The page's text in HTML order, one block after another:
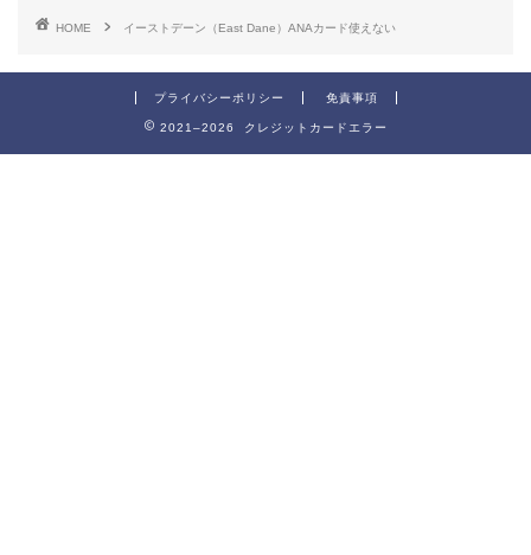
HOME イーストデーン（East Dane）ANAカード使えない
プライバシーポリシー 免責事項
2021–2026 クレジットカードエラー